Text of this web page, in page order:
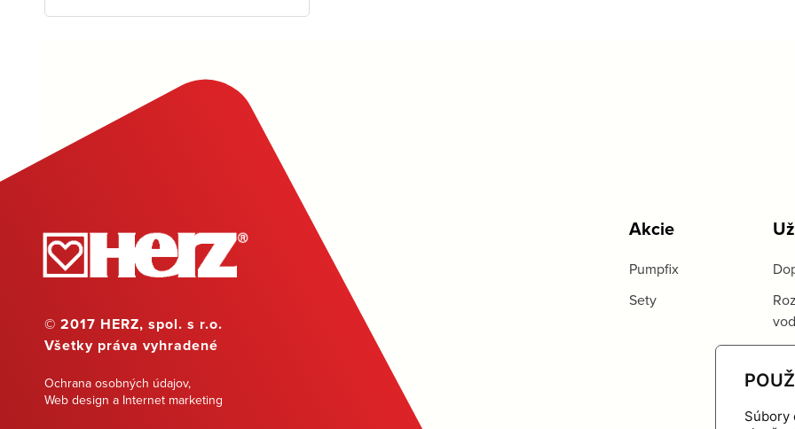
Súbory
© 2017 HERZ, spol. s r.o.
Všetky práva vyhradené
Ochrana osobných údajov,
Web design a Internet marketing
Akcie
Pumpfix
Sety